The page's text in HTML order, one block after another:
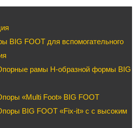
BIG FOOT для вспомогательного
рамы H-образной формы BIG
«Multi Foot» BIG FOOT
BIG FOOT «Fix-it» c с высоким